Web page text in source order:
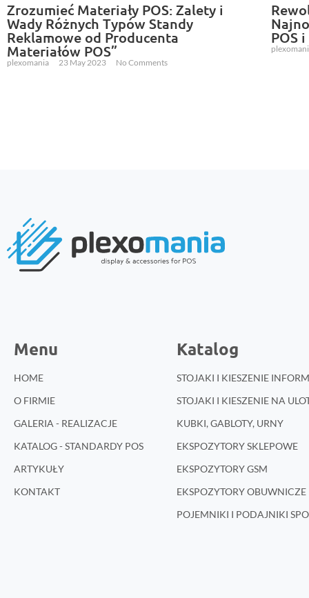
Zrozumieć Materiały POS: Zalety i
Wady Różnych Typów Standy
Reklamowe od Producenta
Materiałów POS”
plexomania 23 May 2023 No Comments
POS
Menu
HOME
O FIRMIE
GALERIA - REALIZACJE
KATALOG - STANDARDY POS
ARTYKUŁY
KONTAKT
Katalog
STOJAKI I KIESZENIE
STOJAKI I KIESZENIE NA
KUBKI, GABLOTY, URNY
EKSPOZYTORY SKLEPOWE
EKSPOZYTORY GSM
EKSPOZYTORY
POJEMNIKI I PODAJNIKI